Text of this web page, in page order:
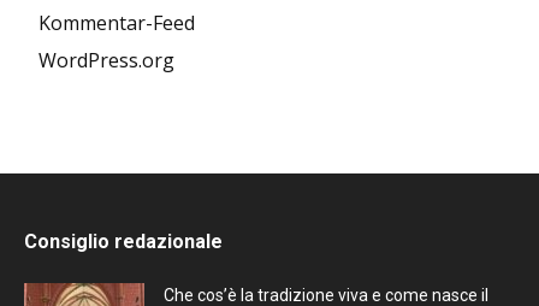
Kommentar-Feed
WordPress.org
Consiglio redazionale
Che cos’è la tradizione viva e come nasce il